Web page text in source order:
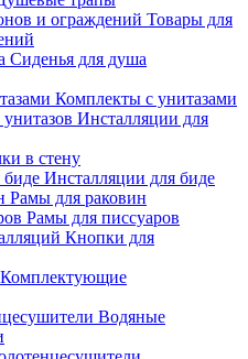
Товары для
Сиденья для душа
Комплекты с унитазами
Инсталляции для
в стену
Инсталляции для биде
Рамы для раковин
Рамы для писсуаров
Кнопки для
Комплектующие
Водяные